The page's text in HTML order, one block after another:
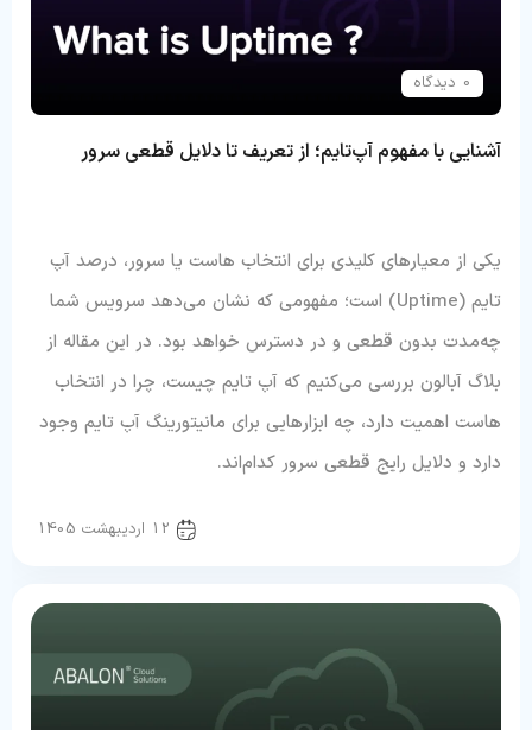
0 دیدگاه
آشنایی با مفهوم آپ‌تایم؛ از تعریف تا دلایل قطعی سرور
یکی از معیارهای کلیدی برای انتخاب هاست یا سرور، درصد آپ
تایم (Uptime) است؛ مفهومی که نشان می‌دهد سرویس شما
چه‌مدت بدون قطعی و در دسترس خواهد بود. در این مقاله از
بلاگ آبالون بررسی می‌کنیم که آپ تایم چیست، چرا در انتخاب
هاست اهمیت دارد، چه ابزارهایی برای مانیتورینگ آپ تایم وجود
دارد و دلایل رایج قطعی سرور کدام‌اند.
12 اردیبهشت 1405